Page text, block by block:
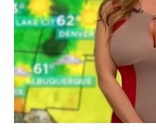
Držite se prošlosti više
Neke uspomene još uvijek
Šta se zaista